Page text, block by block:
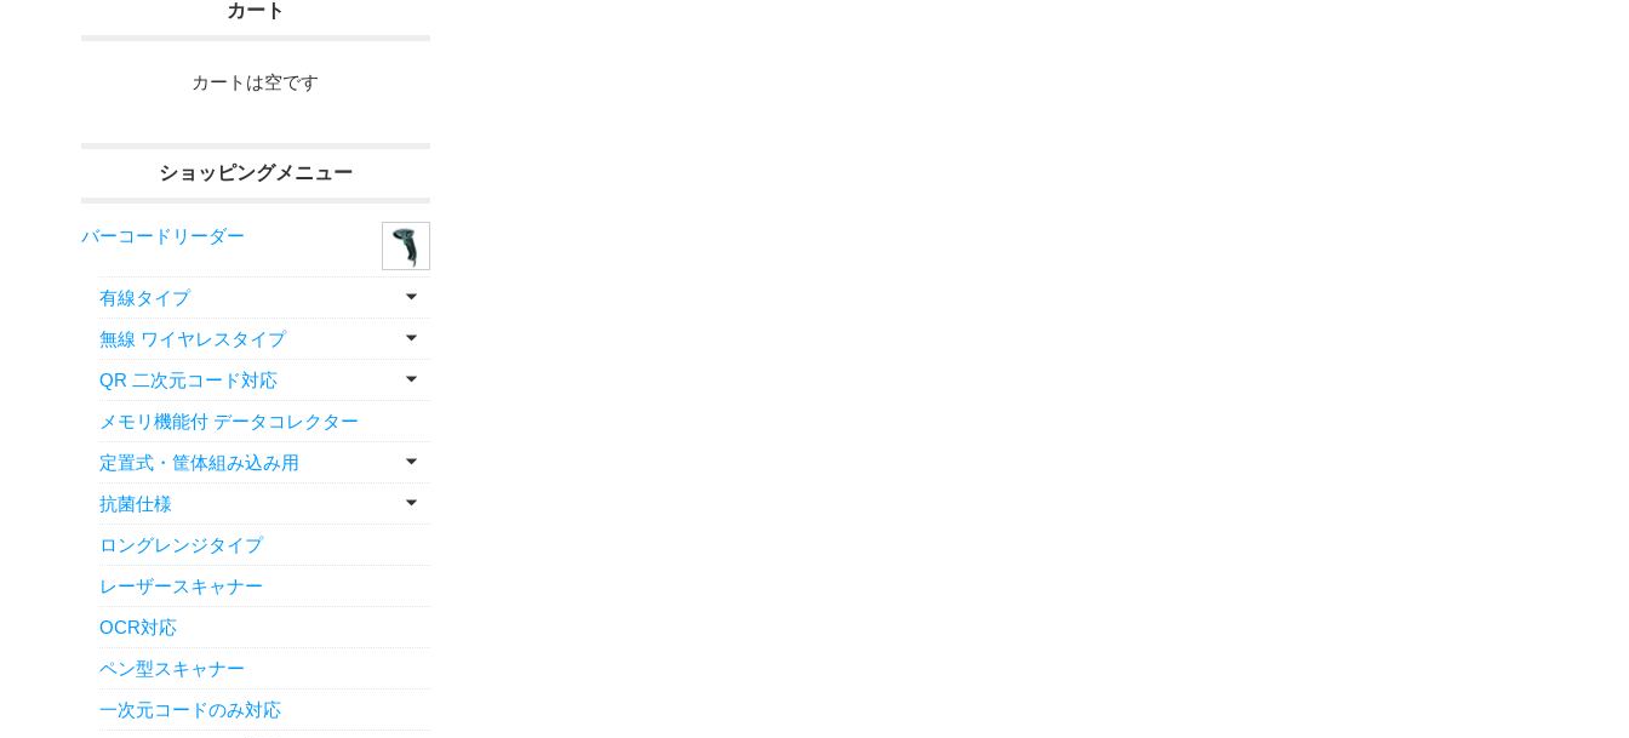
カート
カートは空です
ショッピングメニュー
バーコードリーダー
有線タイプ
無線 ワイヤレスタイプ
QR 二次元コード対応
メモリ機能付 データコレクター
定置式・筐体組み込み用
抗菌仕様
ロングレンジタイプ
レーザースキャナー
OCR対応
ペン型スキャナー
一次元コードのみ対応